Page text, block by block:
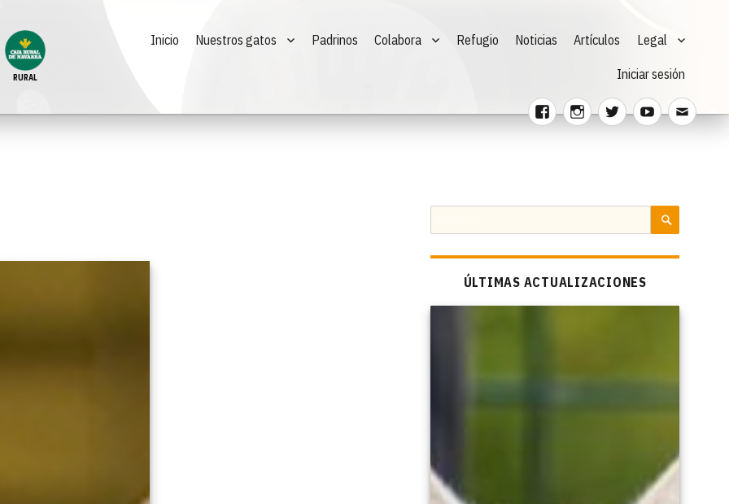
RURAL
FacebookInstagram
TwitterYoutubeCorreo
Inicio Nuestros gatos Padrinos Colabora Refugio Noticias Artículos Legal
Iniciar sesión
por:
ÚLTIMAS ACTUALIZACIONES